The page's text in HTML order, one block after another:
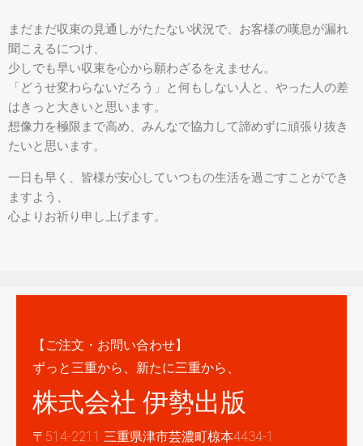
まだまだ収束の見通しがたたない状況で、お客様の嘆息が漏れ
聞こえるにつけ、
少しでも早い収束を心から願わざるをえません。
「どうせ変わらないだろう」と何もしない人と、やった人の差
はきっと大きいと思います。
想像力を極限まで高め、みんなで協力して諦めずに頑張り抜き
たいと思います。
一日も早く、皆様が安心していつもの生活を過ごすことができ
ますよう、
心よりお祈り申し上げます。
【ご注文・お問い合わせ】
ずっと三重から、新たに三重から、
株式会社 伊勢出版
〒514-2211 三重県津市芸濃町椋本4434-1